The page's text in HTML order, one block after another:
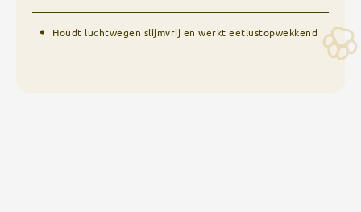
Houdt luchtwegen slijmvrij en werkt eetlustopwekkend